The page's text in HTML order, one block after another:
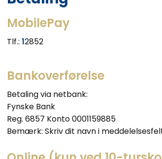
MobilePay
Tlf.:12852
Bankoverførelse
Betaling via netbank:
Fynske Bank
Reg. 6857 Konto 0001159885​
Bemærk: Skriv dit navn i